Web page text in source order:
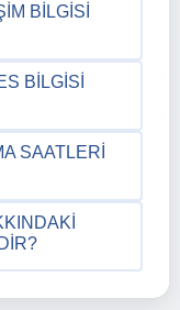
BILGISI
BILGISI
SAATLERI